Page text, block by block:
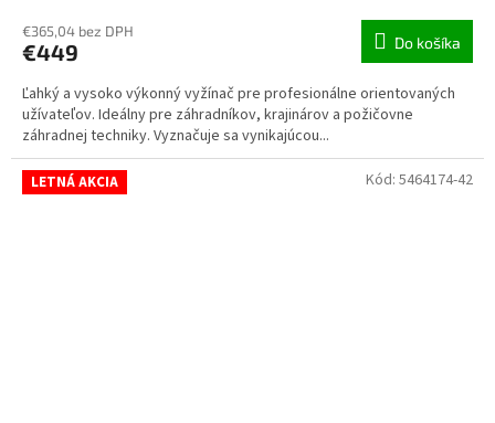
€365,04 bez DPH
€449 Do košíka
Ľahký a vysoko výkonný vyžínač pre profesionálne orientovaných
užívateľov. Ideálny pre záhradníkov, krajinárov a požičovne
záhradnej techniky. Vyznačuje sa vynikajúcou...
LETNÁ AKCIA Kód: 5464174-42